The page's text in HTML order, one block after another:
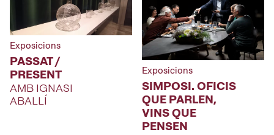
Exposicions
PASSAT /
PRESENT
AMB IGNASI
ABALLÍ
Exposicions
SIMPOSI. OFICIS
QUE PARLEN,
VINS QUE
PENSEN